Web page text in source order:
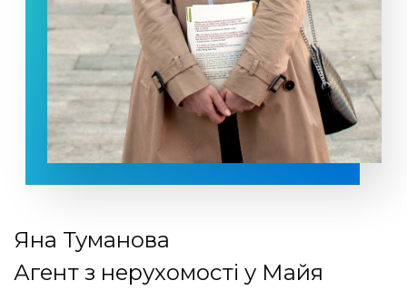
Яна Туманова
Агент з нерухомості у Майя